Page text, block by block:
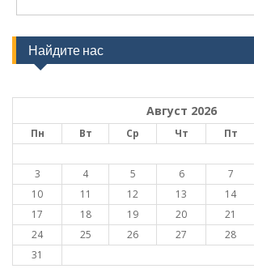
Найдите нас
Август 2026
Пн Вт Ср Чт Пт
3
4 5 6 7
10
11 12 13 14
17
18 19 20 21
24
25 26 27 28
31